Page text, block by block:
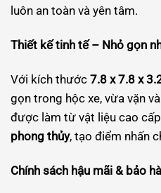
luôn an toàn và yên tâm.
Thiết kế tinh tế – Nhỏ gọn
Với kích thước 7.8 x 7.8 x
gọn trong hộc xe, vừa vặn
được làm từ vật liệu cao
phong thủy, tạo điểm nhấn
Chính sách hậu mãi & bảo